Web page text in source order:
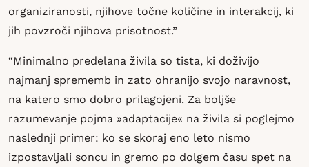
organiziranosti, njihove točne količine in interakcij, ki
jih povzroči njihova prisotnost.”
“Minimalno predelana živila so tista, ki doživijo
najmanj sprememb in zato ohranijo svojo naravnost,
na katero smo dobro prilagojeni. Za boljše
razumevanje pojma »adaptacije« na živila si poglejmo
naslednji primer: ko se skoraj eno leto nismo
izpostavljali soncu in gremo po dolgem času spet na